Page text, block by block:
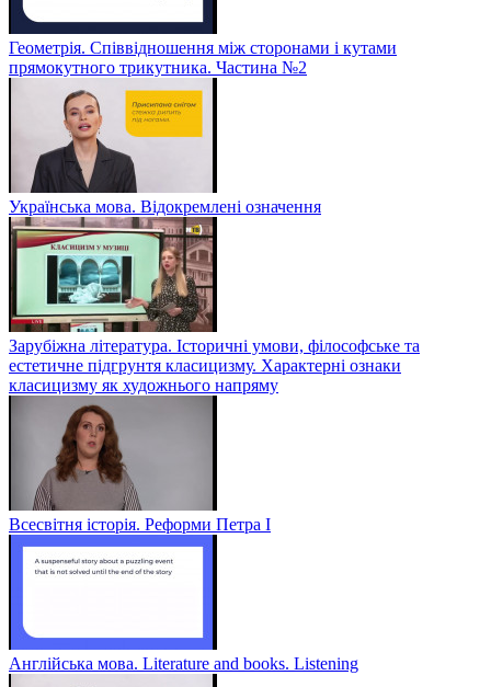
Геометрія. Співвідношення між сторонами і кутами
прямокутного трикутника. Частина №2
Українська мова. Відокремлені означення
Зарубіжна література. Історичні умови, філософське та
естетичне підгрунтя класицизму. Характерні ознаки
класицизму як художнього напряму
Всесвітня історія. Реформи Петра І
Англійська мова. Literature and books. Listening